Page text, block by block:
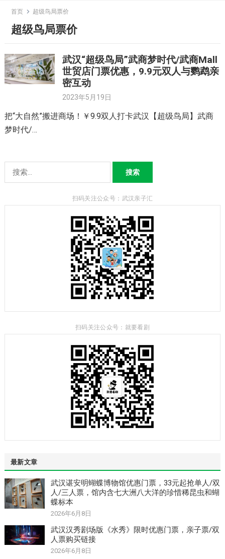
content
首页 超级鸟局票价
超级鸟局票价
武汉“超级鸟局”武商梦时代/武商Mall
世贸店门票优惠，9.9元双人与鹦鹉亲
密互动
2023年5月19日
把“大自然”搬进商场！￥9.9双人打卡武汉【超级鸟局】武商
梦时代/…
索：
扫码关注公众号：武汉亲子汇
扫码关注公众号：就要看剧
最新文章
武汉谌安明蝴蝶博物馆优惠门票，33元起抢单人/双
人/三人票，馆内含七大洲八大洋的珍惜稀昆虫和蝴
蝶标本
2026年6月8日
武汉汉秀剧场版《水秀》限时优惠门票，亲子票/双
人票购买链接
2026年6月8日